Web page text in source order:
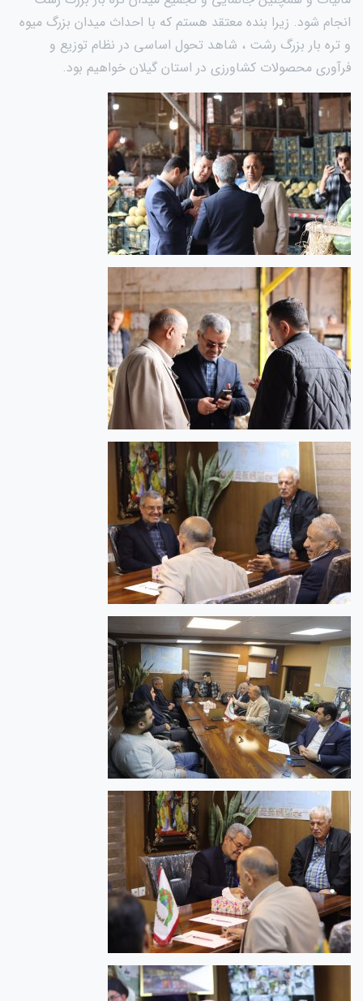
انجام شود. زیرا بنده معتقد هستم که با احداث میدان بزرگ میوه
و تره بار بزرگ رشت ، شاهد تحول اساسی در نظام توزیع و
فرآوری محصولات کشاورزی در استان گیلان خواهیم بود.